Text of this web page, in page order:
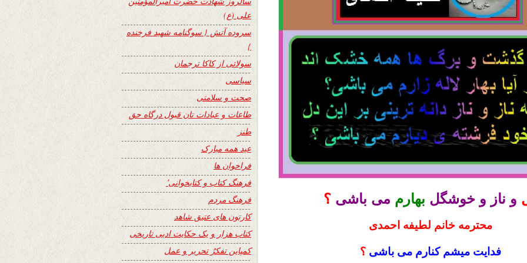
و ناز و خوشگل بهارم می باشی ؟
محترمه خانم لطیفه احمدی
فدایت میشم کنارم می باشی ؟
علی (ع)
سروده آتش { سوگنامه شهید فرخنده
}
سولاتی از کاکا ترجمان
سیاسی
صحت و سلامتی
طاعات و عبادات تان قبول درگاه حق
طنز
عید همه مبارک
فراخوان ها
فرهنگ کتاب و کتابخوانی٬
فرهنگ مردم
کارتون های عتیق شاهد
کتاب هزار و یک حکایت ادبی تاریخی
کمپاین تفکرُ تحریر و عمل